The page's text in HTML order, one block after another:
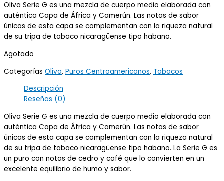
Oliva Serie G es una mezcla de cuerpo medio elaborada con
auténtica Capa de África y Camerún. Las notas de sabor
únicas de esta capa se complementan con la riqueza natural
de su tripa de tabaco nicaragüense tipo habano.
Agotado
Categorías Oliva, Puros Centroamericanos, Tabacos
Descripción
Reseñas (0)
Oliva Serie G es una mezcla de cuerpo medio elaborada con
auténtica Capa de África y Camerún. Las notas de sabor
únicas de esta capa se complementan con la riqueza natural
de su tripa de tabaco nicaragüense tipo habano. La Serie G es
un puro con notas de cedro y café que lo convierten en un
excelente equilibrio de humo y sabor.